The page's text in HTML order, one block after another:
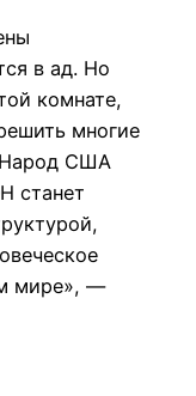
в ад. Но
комнате,
многие
Народ США
станет
мире», —